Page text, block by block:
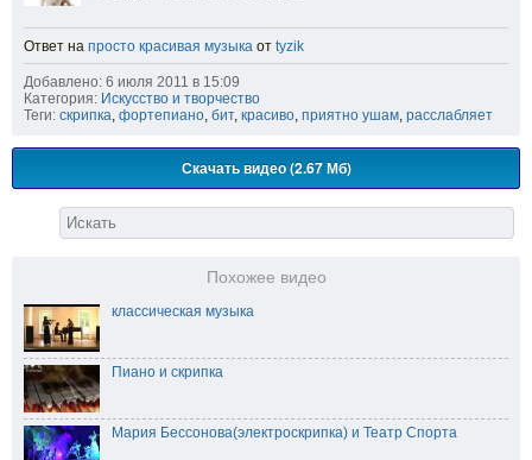
Ответ на просто красивая музыка от tyzik
Добавлено: 6 июля 2011 в 15:09
Категория: Искусство и творчество
Теги: скрипка, фортепиано, бит, красиво, приятно ушам, расслабляет
Скачать видео (2.67 Мб)
Похожее видео
классическая музыка
Пиано и скрипка
Мария Бессонова(электроскрипка) и Театр Спорта